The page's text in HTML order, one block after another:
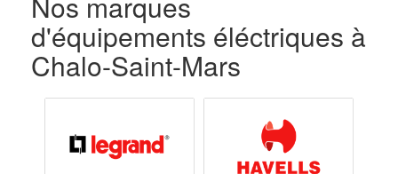
d'équipements éléctriques à
Chalo-Saint-Mars